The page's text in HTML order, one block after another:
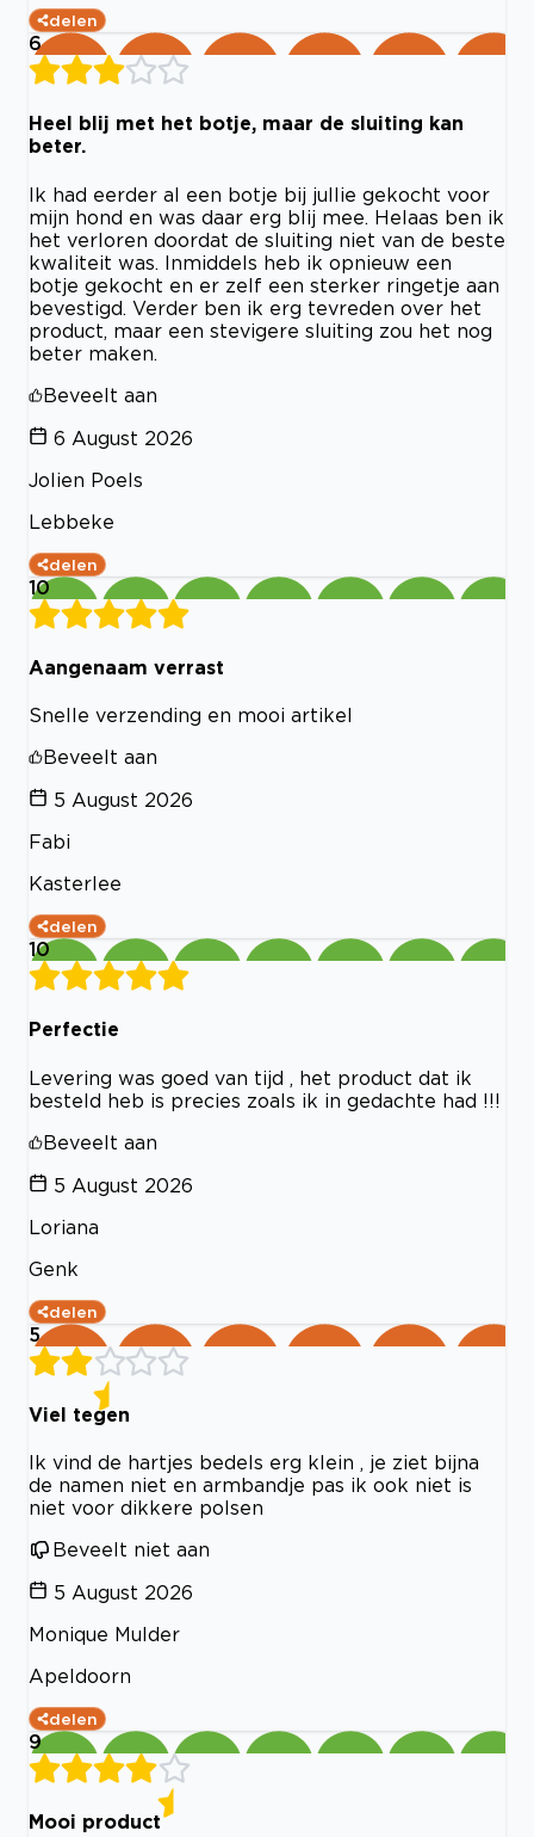
delen
6
Heel blij met het botje, maar de sluiting kan
beter.
Ik had eerder al een botje bij jullie gekocht voor
mijn hond en was daar erg blij mee. Helaas ben ik
het verloren doordat de sluiting niet van de beste
kwaliteit was. Inmiddels heb ik opnieuw een
botje gekocht en er zelf een sterker ringetje aan
bevestigd. Verder ben ik erg tevreden over het
product, maar een stevigere sluiting zou het nog
beter maken.
Beveelt aan
6 August 2026
Jolien Poels
Lebbeke
delen
10
Aangenaam verrast
Snelle verzending en mooi artikel
Beveelt aan
5 August 2026
Fabi
Kasterlee
delen
10
Perfectie
Levering was goed van tijd , het product dat ik
besteld heb is precies zoals ik in gedachte had !!!
Beveelt aan
5 August 2026
Loriana
Genk
delen
5
Viel tegen
Ik vind de hartjes bedels erg klein , je ziet bijna
de namen niet en armbandje pas ik ook niet is
niet voor dikkere polsen
Beveelt niet aan
5 August 2026
Monique Mulder
Apeldoorn
delen
9
Mooi product